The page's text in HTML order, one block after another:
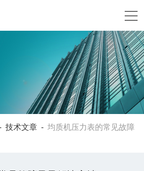
技术文章 -均质机压力表的常见故障